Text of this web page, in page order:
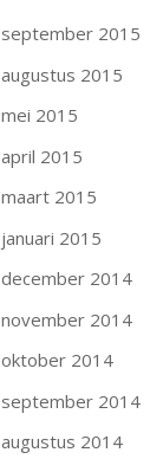
september 2015
augustus 2015
mei 2015
april 2015
maart 2015
januari 2015
december 2014
november 2014
oktober 2014
september 2014
augustus 2014